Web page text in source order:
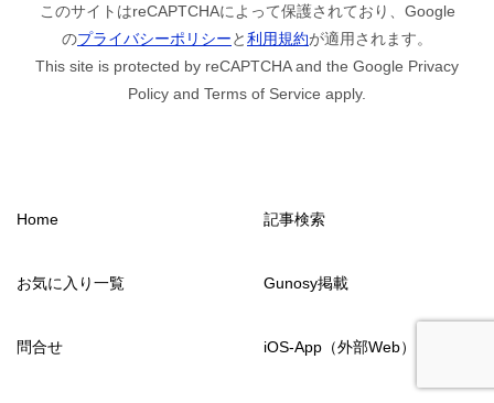
このサイトはreCAPTCHAによって保護されており、Google
のプライバシーポリシーと利用規約が適用されます。
This site is protected by reCAPTCHA and the Google Privacy
Policy and Terms of Service apply.
Home 記事検索
お気に入り一覧 Gunosy掲載
問合せ iOS-App（外部Web）